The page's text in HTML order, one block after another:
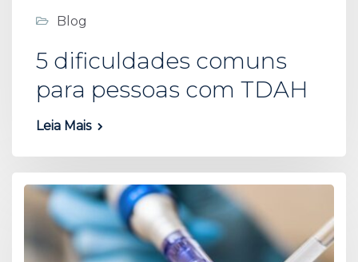
Blog
5 dificuldades comuns
para pessoas com TDAH
Leia Mais